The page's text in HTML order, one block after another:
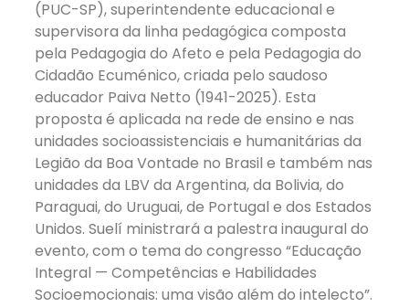
(PUC-SP), superintendente educacional e
supervisora da linha pedagógica composta
pela Pedagogia do Afeto e pela Pedagogia do
Cidadão Ecuménico, criada pelo saudoso
educador Paiva Netto (1941-2025). Esta
proposta é aplicada na rede de ensino e nas
unidades socioassistenciais e humanitárias da
Legião da Boa Vontade no Brasil e também nas
unidades da LBV da Argentina, da Bolivia, do
Paraguai, do Uruguai, de Portugal e dos Estados
Unidos. Suelí ministrará a palestra inaugural do
evento, com o tema do congresso “Educação
Integral — Competências e Habilidades
Socioemocionais: uma visão além do intelecto”.